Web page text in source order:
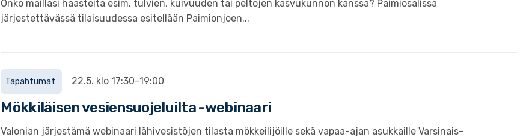
Onko maillasi haasteita esim. tulvien, kuivuuden tai peltojen kasvukunnon kanssa? Paimiosalissa
järjestettävässä tilaisuudessa esitellään Paimionjoen...
Tapahtumat 22.5. klo 17:30–19:00
Mökkiläisen vesiensuojeluilta -webinaari
Valonian järjestämä webinaari lähivesistöjen tilasta mökkeilijöille sekä vapaa-ajan asukkaille Varsinais-